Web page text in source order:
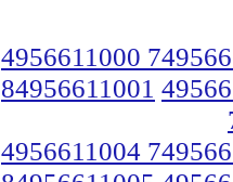
4956611000
84956611001
4956611004